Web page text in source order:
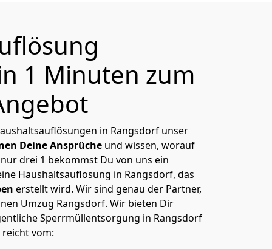
1 Minuten zum
in Rangsdorf unser
Deine Ansprüche und wissen, worauf
drei 1 bekommst Du von uns ein
Haushaltsauflösung in Rangsdorf, das
erstellt wird. Wir sind genau der Partner,
Umzug Rangsdorf. Wir bieten Dir
Sperrmüllentsorgung in Rangsdorf
vom: